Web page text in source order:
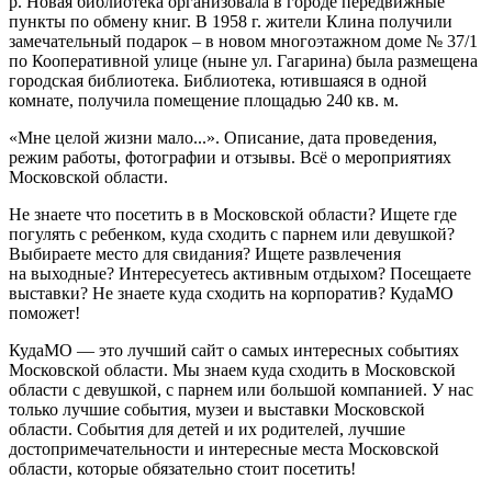
пункты по обмену книг. В 1958 г. жители Клина получили
замечательный подарок – в новом многоэтажном доме № 37/1
по Кооперативной улице (ныне ул. Гагарина) была размещена
городская библиотека. Библиотека, ютившаяся в одной
комнате, получила помещение площадью 240 кв. м.
«Мне целой жизни мало...». Описание, дата проведения,
режим работы, фотографии и отзывы. Всё о мероприятиях
Московской области.
Не знаете что посетить в в Московской области? Ищете где
погулять с ребенком, куда сходить с парнем или девушкой?
Выбираете место для свидания? Ищете развлечения
на выходные? Интересуетесь активным отдыхом? Посещаете
выставки? Не знаете куда сходить на корпоратив? КудаМО
поможет!
КудаМО — это лучший сайт о самых интересных событиях
Московской области. Мы знаем куда сходить в Московской
области с девушкой, с парнем или большой компанией. У нас
только лучшие события, музеи и выставки Московской
области. События для детей и их родителей, лучшие
достопримечательности и интересные места Московской
области, которые обязательно стоит посетить!